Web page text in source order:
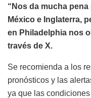
“Nos da mucha
México e Inglaterra,
en Philadelphia nos
través de X.
Se recomienda a los
pronósticos y las
ya que las